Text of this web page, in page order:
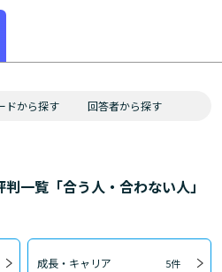
ドから探す 回答者から探す
一覧「合う人・合わない人」
成長・キャリア 5件